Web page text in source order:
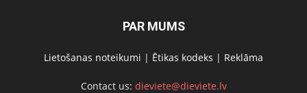
PAR MUMS
Lietošanas noteikumi | Ētikas kodeks | Reklāma
Contact us: dieviete@dieviete.lv